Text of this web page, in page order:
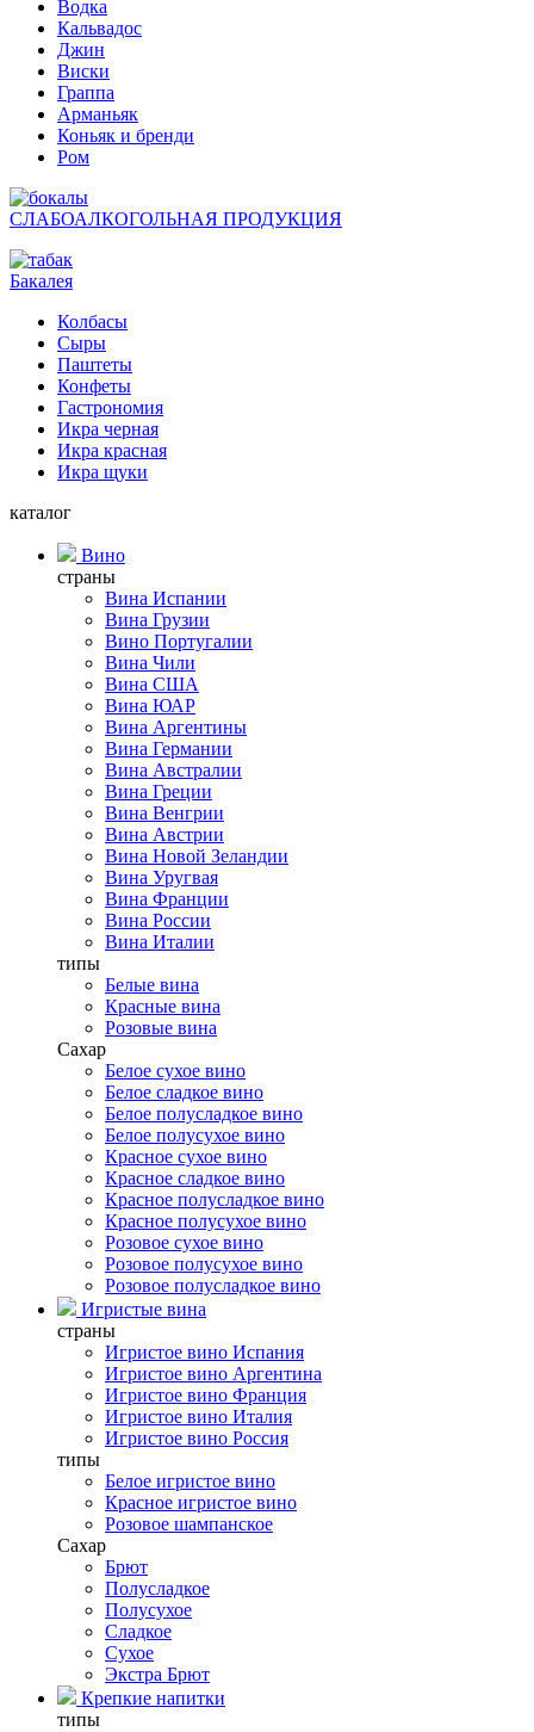
Водка
Кальвадос
Джин
Виски
Граппа
Арманьяк
Коньяк и бренди
Ром
СЛАБОАЛКОГОЛЬНАЯ ПРОДУКЦИЯ
Бакалея
Колбасы
Сыры
Паштеты
Конфеты
Гастрономия
Икра черная
Икра красная
Икра щуки
каталог
Вино
страны
Вина Испании
Вина Грузии
Вино Португалии
Вина Чили
Вина США
Вина ЮАР
Вина Аргентины
Вина Германии
Вина Австралии
Вина Греции
Вина Венгрии
Вина Австрии
Вина Новой Зеландии
Вина Уругвая
Вина Франции
Вина России
Вина Италии
типы
Белые вина
Красные вина
Розовые вина
Сахар
Белое сухое вино
Белое сладкое вино
Белое полусладкое вино
Белое полусухое вино
Красное сухое вино
Красное сладкое вино
Красное полусладкое вино
Красное полусухое вино
Розовое сухое вино
Розовое полусухое вино
Розовое полусладкое вино
Игристые вина
страны
Игристое вино Испания
Игристое вино Аргентина
Игристое вино Франция
Игристое вино Италия
Игристое вино Россия
типы
Белое игристое вино
Красное игристое вино
Розовое шампанское
Сахар
Брют
Полусладкое
Полусухое
Сладкое
Сухое
Экстра Брют
Крепкие напитки
типы